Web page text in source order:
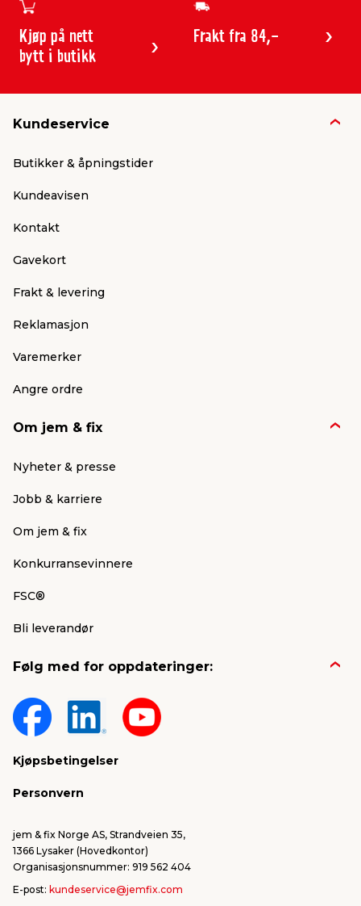
Kjøp på nett
bytt i butikk
Frakt fra 84,-
Kundeservice
Butikker & åpningstider
Kundeavisen
Kontakt
Gavekort
Frakt & levering
Reklamasjon
Varemerker
Angre ordre
Om jem & fix
Nyheter & presse
Jobb & karriere
Om jem & fix
Konkurransevinnere
FSC®
Bli leverandør
Følg med for oppdateringer:
Kjøpsbetingelser
Personvern
jem & fix Norge AS, Strandveien 35,
1366 Lysaker (Hovedkontor)
Organisasjonsnummer: 919 562 404
E-post: kundeservice@jemfix.com